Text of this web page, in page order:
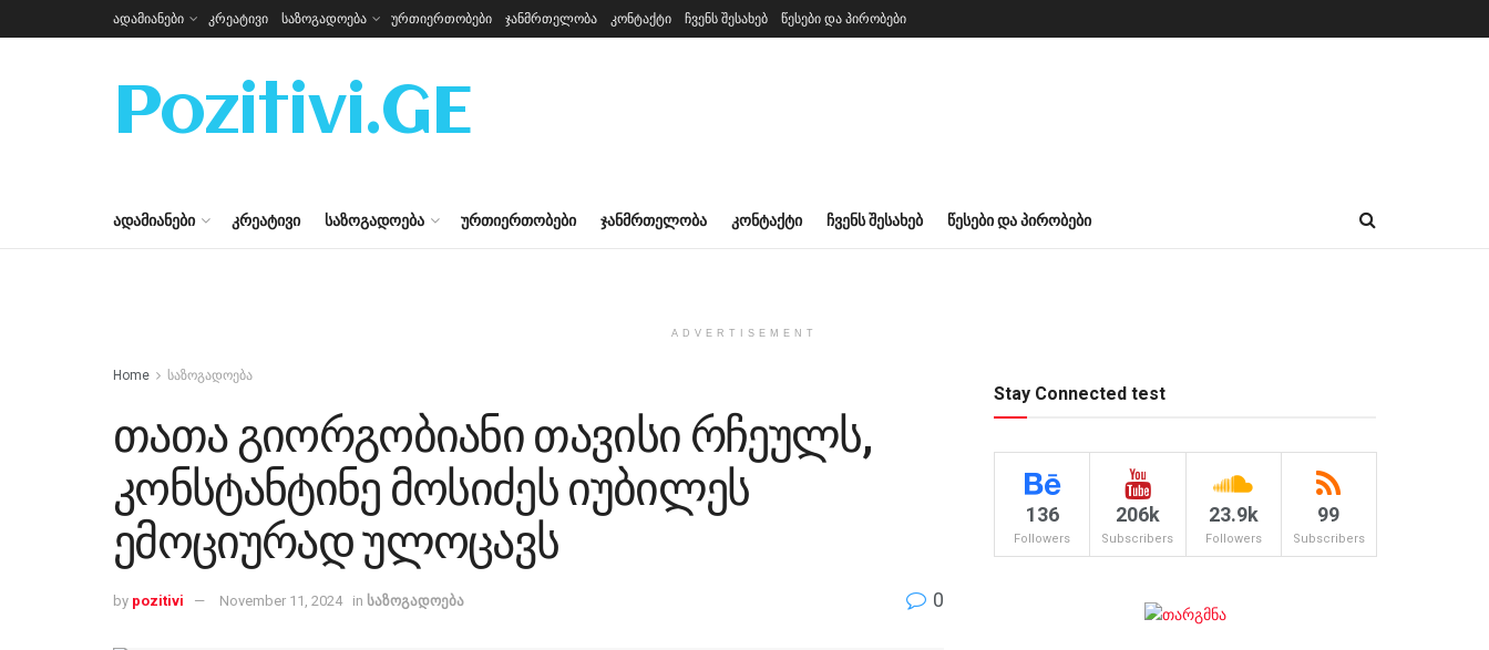
ადამიანები კრეატივი საზოგადოება ურთიერთობები ჯანმრთელობა კონტაქტი ჩვენს შესახებ წესები და პირობები
Pozitivi.GE
ᲐᲓᲐᲛᲘᲐᲜᲔᲑᲘ ᲙᲠᲔᲐᲢᲘᲕᲘ ᲡᲐᲖᲝᲒᲐᲓᲝᲔᲑᲐ ᲣᲠᲗᲘᲔᲠᲗᲝᲑᲔᲑᲘ ᲯᲐᲜᲛᲠᲗᲔᲚᲝᲑᲐ ᲙᲝᲜᲢᲐᲥᲢᲘ ᲩᲕᲔᲜᲡ ᲨᲔᲡᲐᲮᲔᲑ ᲬᲔᲡᲔᲑᲘ ᲓᲐ ᲞᲘᲠᲝᲑᲔᲑᲘ
ADVERTISEMENT
Home საზოგადოება
თათა გიორგობიანი თავისი რჩეულს,
კონსტანტინე მოსიძეს იუბილეს
ემოციურად ულოცავს
by pozitivi November 11, 2024 in საზოგადოება 0
Stay Connected test
136
Followers
206k
Subscribers
23.9k
Followers
99
Subscribers